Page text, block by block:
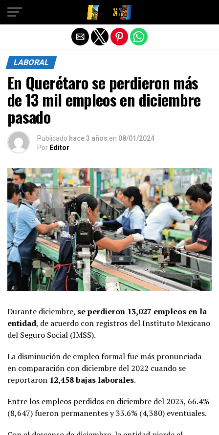
LABORAL
En Querétaro se perdieron más
de 13 mil empleos en diciembre
pasado
Publicado hace 3 años en 08/01/2024
Por Editor
Durante diciembre, se perdieron 13,027 empleos en la
entidad, de acuerdo con registros del Instituto Mexicano
del Seguro Social (IMSS).
La disminución de empleo formal fue más pronunciada
en comparación con diciembre del 2022 cuando se
reportaron 12,458 bajas laborales.
Entre los empleos perdidos en diciembre del 2023, 66.4%
(8,647) fueron permanentes y 33.6% (4,380) eventuales.
Salir de la versión móvil